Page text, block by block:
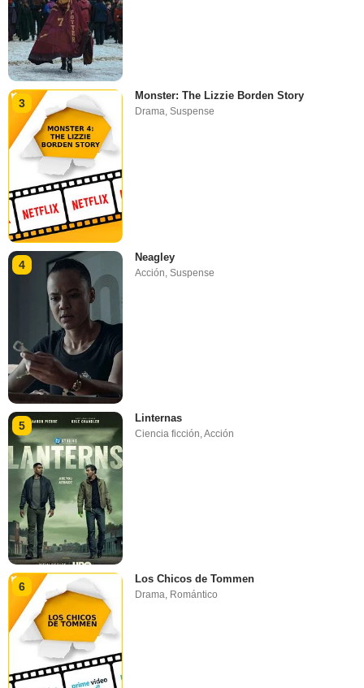
3
Monster: The Lizzie Borden Story
Drama,Suspense
4
Neagley
Acción ,Suspense
5
Linternas
Ciencia ficción,Acción
6
Los Chicos de Tommen
Drama, Romántico